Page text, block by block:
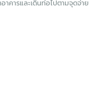
ารและเดินท่อไปตามจุดจ่าย